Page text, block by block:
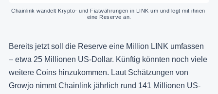
Chainlink wandelt Krypto- und Fiatwährungen in LINK um und legt mit ihnen
eine Reserve an.
Bereits jetzt soll die Reserve eine Million LINK umfassen
– etwa 25 Millionen US-Dollar. Künftig könnten noch viele
weitere Coins hinzukommen. Laut Schätzungen von
Growjo nimmt Chainlink jährlich rund 141 Millionen US-